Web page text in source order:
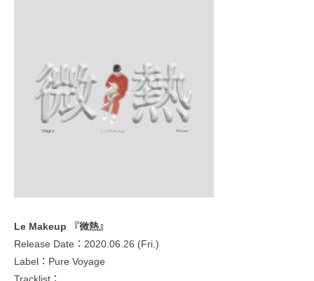
Le Makeup 『微熱』
Release Date：2020.06.26 (Fri.)
Label：Pure Voyage
Tracklist：